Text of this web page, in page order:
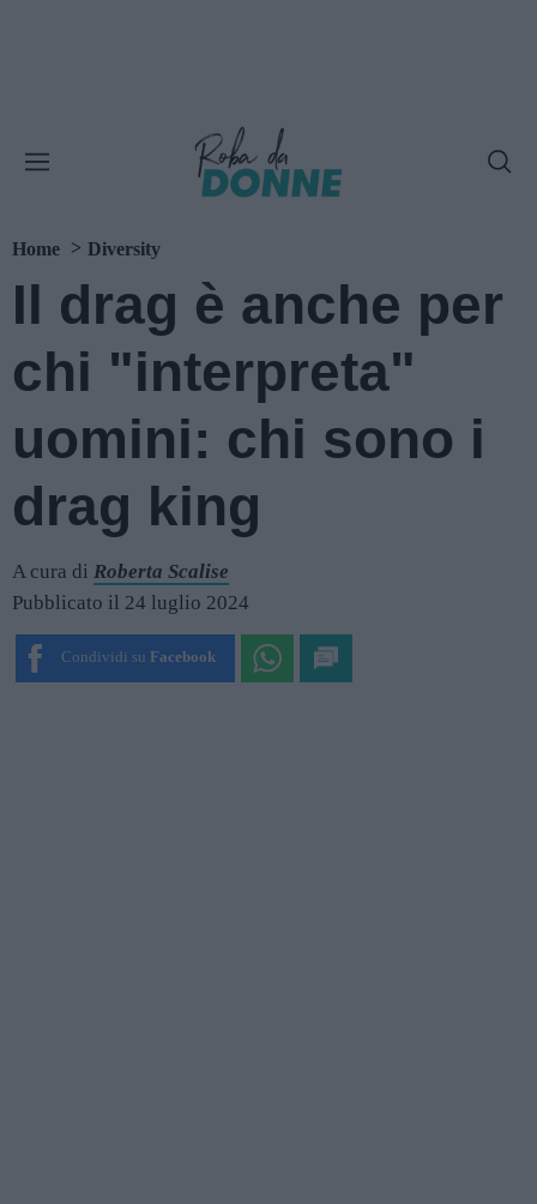
Home Diversity
Il drag è anche per
chi "interpreta"
uomini: chi sono i
drag king
A cura di Roberta Scalise
Pubblicato il 24 luglio 2024
Condividi su Facebook